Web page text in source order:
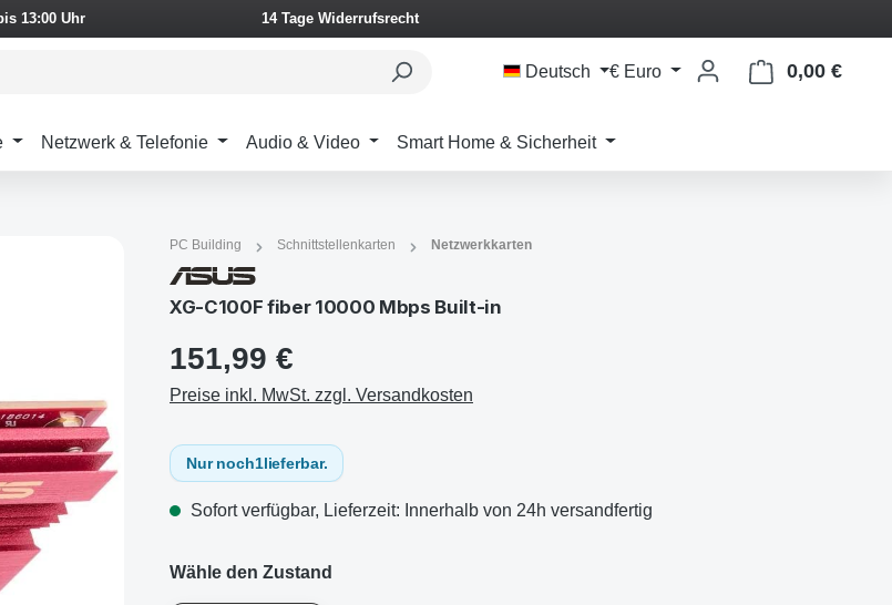
13:00 Uhr 14 Tage Widerrufsrecht
Deutsch € Euro 0,00 €
Netzwerk & Telefonie Audio & Video Smart Home & Sicherheit
PC Building Schnittstellenkarten Netzwerkkarten
XG-C100F fiber 10000 Mbps Built-in
151,99 €
Preise inkl. MwSt. zzgl. Versandkosten
Nur noch1lieferbar.
Sofort verfügbar, Lieferzeit: Innerhalb von 24h versandfertig
Wähle den Zustand